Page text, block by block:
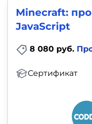
Minecraft:
JavaScript
8 080 руб.
Сертификат